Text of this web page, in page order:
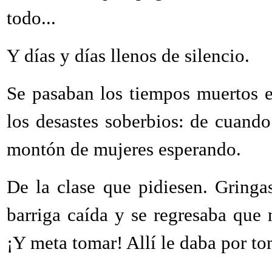
todo...
Y días y días llenos de silencio.
Se pasaban los tiempos
los desastes soberbios: de
montón de mujeres esperando.
De la clase que pidiesen.
barriga caída y se regresaba
¡Y meta tomar! Allí le daba por